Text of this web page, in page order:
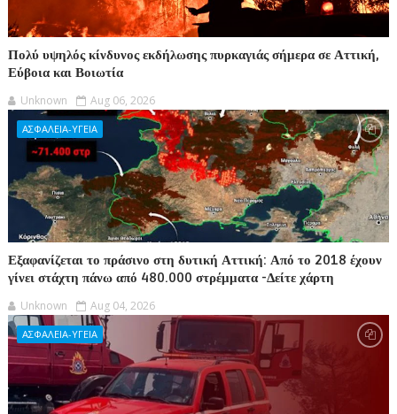
Πολύ υψηλός κίνδυνος εκδήλωσης πυρκαγιάς σήμερα σε Αττική,
Εύβοια και Βοιωτία
Unknown Aug 06, 2026
ΑΣΦΑΛΕΙΑ-ΥΓΕΙΑ
Εξαφανίζεται το πράσινο στη δυτική Αττική: Από το 2018 έχουν
γίνει στάχτη πάνω από 480.000 στρέμματα -Δείτε χάρτη
Unknown Aug 04, 2026
ΑΣΦΑΛΕΙΑ-ΥΓΕΙΑ